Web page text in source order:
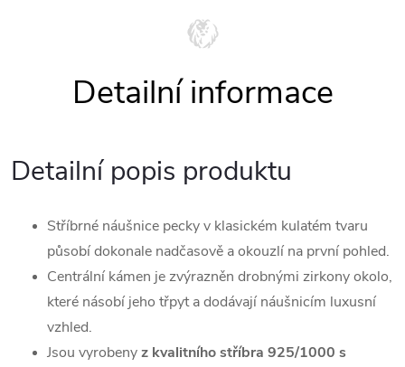
Detailní popis produktu
Stříbrné náušnice pecky v klasickém kulatém tvaru
působí dokonale nadčasově a okouzlí na první pohled.
Centrální kámen je zvýrazněn drobnými zirkony okolo,
které násobí jeho třpyt a dodávají náušnicím luxusní
vzhled.
Jsou vyrobenyz kvalitního stříbra 925/1000 s